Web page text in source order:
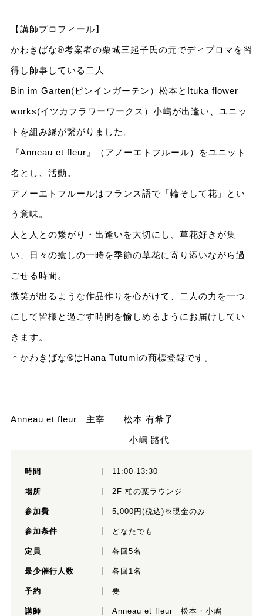
【講師プロフィール】
かわきばな®考案者の栗城三起子氏の元でディプロマを習
得し師事している二人
Bin im Garten(ビンインガーテン）松本とItuka flower
works(イツカフラワーワークス）小嶋が出逢い、ユニッ
トを組み縁が繋がりました。
『Anneau et fleur』（アノーエトフルール）をユニット
名とし、活動。
アノーエトフルールはフランス語で「輪そして花」とい
う意味。
人と人との繋がり・出逢いを大切にし、草花好きが集
い、日々の癒しの一時を季節の草花に寄り添いながら過
ごせる時間。
微笑が出るような作品作りを心がけて、二人の力を一つ
にして皆様と過ごす時間を愉しめるようにお届けしてい
きます。
＊かわきばな®はHana Tutumiの商標登録です。
Anneau et fleur 主宰 松本 有希子
小嶋 路代
時間 11:00-13:30
場所 2F 柏の葉ラウンジ
参加費 5,000円(税込)※現金のみ
参加条件 どなたでも
定員 各回5名
最少催行人数 各回1名
予約 要
講師 Anneau et fleur 松本・小嶋